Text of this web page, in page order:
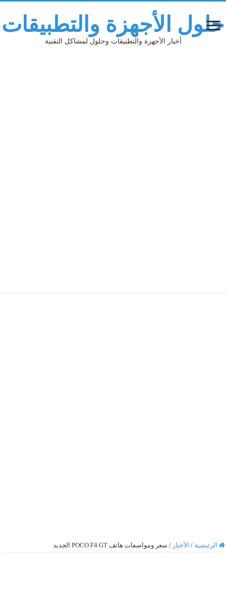
حلول الأجهزة والتطبيقات
أخبار الأجهزة والتطبيقات وحلول لمشاكل التقنية
الرئيسية / الأخبار / سعر ومواصفات هاتف POCO F4 GT الجديد